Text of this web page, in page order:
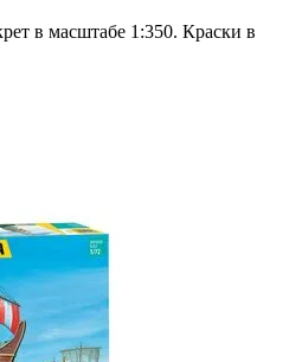
в масштабе 1:350. Краски в